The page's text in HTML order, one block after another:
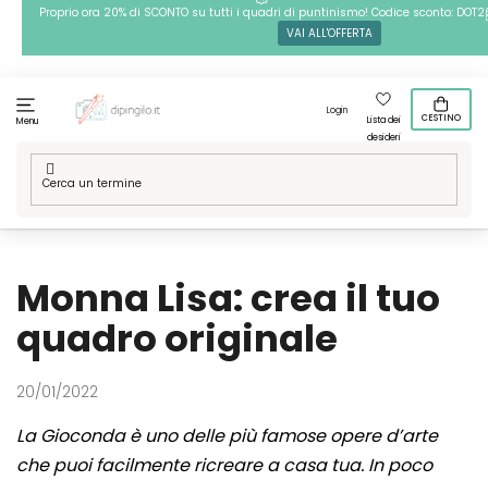
PassaProprio ora 20% di SCONTO su tutti i quadri di puntinismo! Codice sconto:
VAI ALL'OFFERTA
Menu
Login
Lista dei
desideri
CESTINO
Casa
/ Blog / Monna Lisa: crea il tuo quadro originale
Monna Lisa: crea il tuo
quadro originale
20/01/2022
La Gioconda è uno delle più famose opere d’arte
che puoi facilmente ricreare a casa tua. In poco